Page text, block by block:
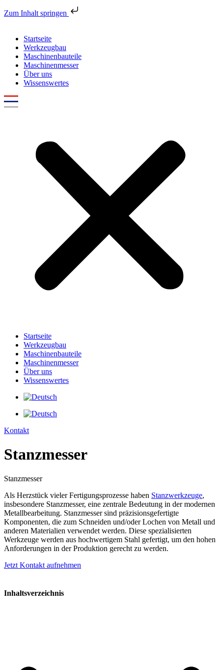
Zum Inhalt springen
Startseite
Werkzeugbau
Maschinenbauteile
Maschinenmesser
Über uns
Wissenswertes
Startseite
Werkzeugbau
Maschinenbauteile
Maschinenmesser
Über uns
Wissenswertes
Kontakt
Stanzmesser
Stanzmesser
Als Herzstück vieler Fertigungsprozesse haben Stanzwerkzeuge,
insbesondere Stanzmesser, eine zentrale Bedeutung in der modernen
Metallbearbeitung. Stanzmesser sind präzisionsgefertigte
Komponenten, die zum Schneiden und/oder Lochen von Metall und
anderen Materialien verwendet werden. Diese spezialisierten
Werkzeuge werden aus hochwertigem Stahl gefertigt, um den hohen
Anforderungen in der Produktion gerecht zu werden.
Jetzt Kontakt aufnehmen
Inhaltsverzeichnis